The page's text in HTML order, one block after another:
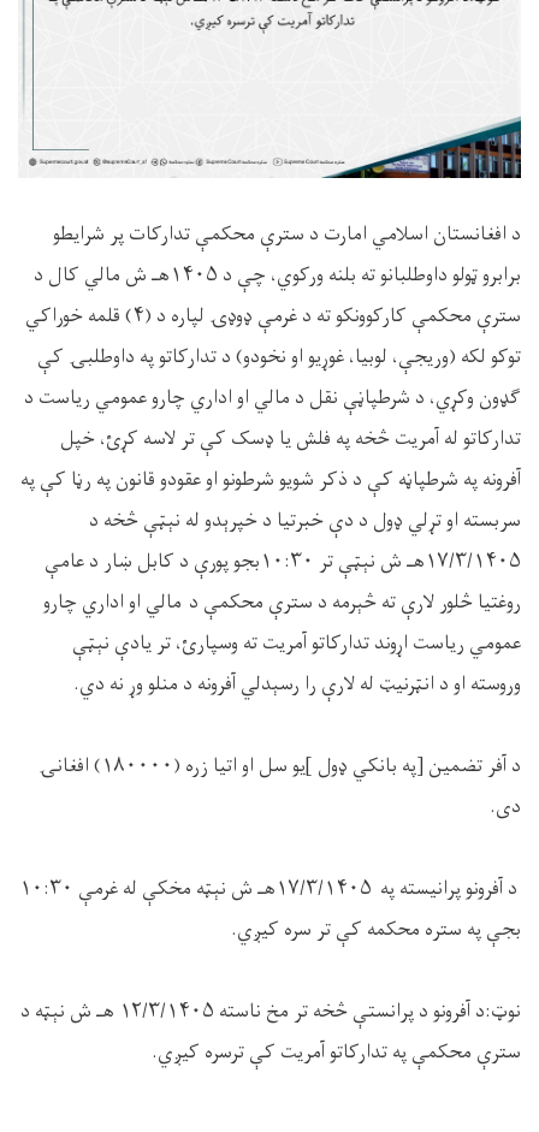
د افغانستان اسلامي امارت د سترې محکمې تدارکات پر شرایطو
برابرو ټولو داوطلبانو ته بلنه ورکوي، چې د ۱۴۰۵هـ ش مالي کال د
سترې محکمې کارکوونکو ته د غرمې ډوډۍ لپاره د (۴) قلمه خوراکي
توکو لکه (وریجې، لوبیا، غوړيو او نخودو) د تدارکاتو په داوطلبۍ کې
ګډون وکړي، د شرطپاڼې نقل د مالي او اداري چارو عمومي ریاست د
تدارکاتو له آمریت څخه په فلش یا ډسک کې تر لاسه کړئ، خپل
آفرونه په شرطپاڼه کې د ذکر شویو شرطونو او عقودو قانون په رڼا کې په
سربسته او تړلي ډول د دې خبرتیا د خپرېدو له نېټې څخه د
۱۷/۳/۱۴۰۵هـ ش نېټې تر ۱۰:۳۰بجو پورې د کابل ښار د عامې
روغتیا څلور لارې ته څېرمه د سترې محکمې د مالي او اداري چارو
عمومي ریاست اړوند تدارکاتو آمریت ته وسپارئ، تر یادې نېټې
وروسته او د انټرنیټ له لارې را رسېدلي آفرونه د منلو وړ نه دي.
د آفر تضمین [په بانکي ډول ]یو سل او اتیا زره (۱۸۰۰۰۰) افغانۍ
دی.
د آفرونو پرانیسته په ۱۷/۳/۱۴۰۵هـ ش نېټه مخکې له غرمې ۱۰:۳۰
بجې په ستره محکمه کې تر سره کیږي.
نوټ:د آفرونو د پرانستې څخه تر مخ ناسته ۱۲/۳/۱۴۰۵ هـ ش نېټه د
سترې محکمې په تدارکاتو آمریت کې ترسره کیږي.